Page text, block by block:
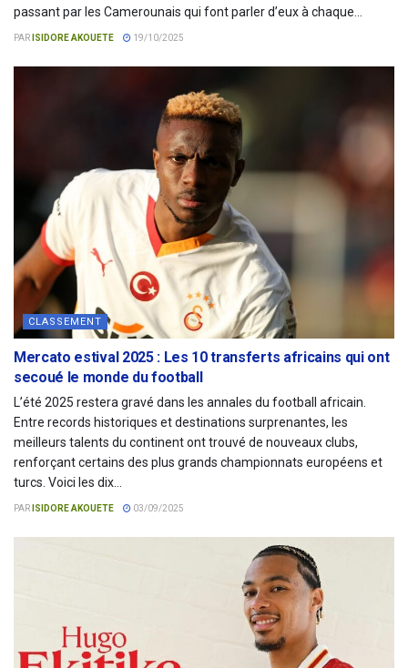
passant par les Camerounais qui font parler d’eux à chaque...
PAR ISIDORE AKOUETE 19/10/2025
CLASSEMENT
Mercato estival 2025 : Les 10 transferts africains qui ont
secoué le monde du football
L’été 2025 restera gravé dans les annales du football africain.
Entre records historiques et destinations surprenantes, les
meilleurs talents du continent ont trouvé de nouveaux clubs,
renforçant certains des plus grands championnats européens et
turcs. Voici les dix...
PAR ISIDORE AKOUETE 03/09/2025